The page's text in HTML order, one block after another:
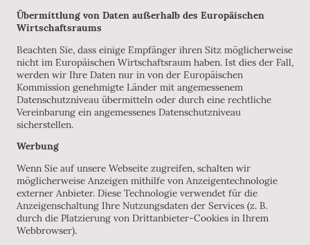
Übermittlung von Daten außerhalb des Europäischen
Wirtschaftsraums
Beachten Sie, dass einige Empfänger ihren Sitz möglicherweise
nicht im Europäischen Wirtschaftsraum haben. Ist dies der Fall,
werden wir Ihre Daten nur in von der Europäischen
Kommission genehmigte Länder mit angemessenem
Datenschutzniveau übermitteln oder durch eine rechtliche
Vereinbarung ein angemessenes Datenschutzniveau
sicherstellen.
Werbung
Wenn Sie auf unsere Webseite zugreifen, schalten wir
möglicherweise Anzeigen mithilfe von Anzeigentechnologie
externer Anbieter. Diese Technologie verwendet für die
Anzeigenschaltung Ihre Nutzungsdaten der Services (z. B.
durch die Platzierung von Drittanbieter-Cookies in Ihrem
Webbrowser).